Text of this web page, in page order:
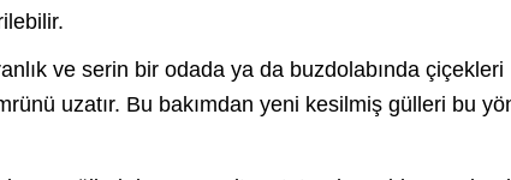
ve serin bir odada ya da buzdolabında çiçekleri
uzatır. Bu bakımdan yeni kesilmiş gülleri bu